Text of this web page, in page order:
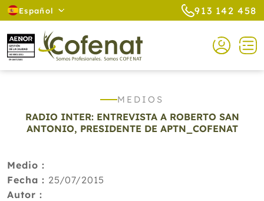
Español 913 142 458
MEDIOS
RADIO INTER: ENTREVISTA A ROBERTO SAN
ANTONIO, PRESIDENTE DE APTN_COFENAT
Medio :
Fecha : 25/07/2015
Autor :